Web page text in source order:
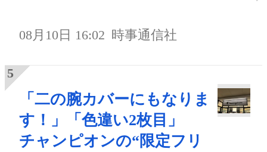
08月10日 16:02 時事通信社
「二の腕カバーにもなりま
す！」「色違い2枚目」
チャンピオンの“限定フリ